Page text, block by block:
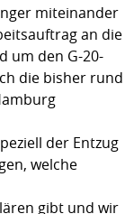
miteinander
an die
um den G-20-
die bisher rund
der Entzug
welche
gibt und wir